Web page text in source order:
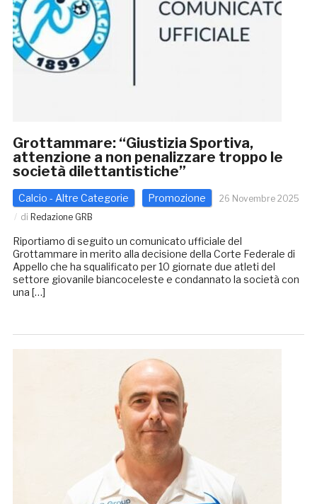
Grottammare: “Giustizia Sportiva,
attenzione a non penalizzare troppo le
società dilettantistiche”
Calcio - Altre Categorie Promozione
26 Novembre 2025
di Redazione GRB
Riportiamo di seguito un comunicato ufficiale del
Grottammare in merito alla decisione della Corte Federale di
Appello che ha squalificato per 10 giornate due atleti del
settore giovanile biancoceleste e condannato la società con
una […]